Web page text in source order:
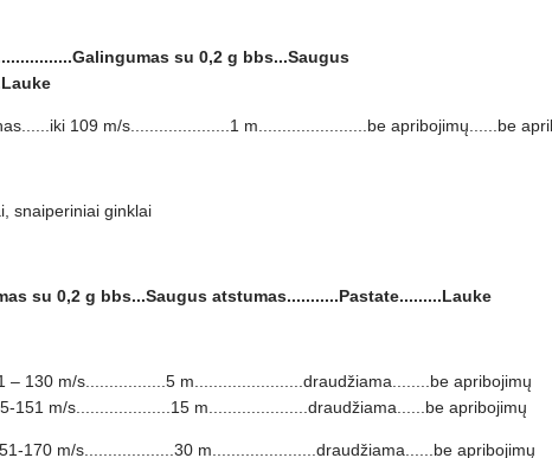
su 0,2 g bbs...Saugus
109 m/s.....................1 m.......................be apribojimų......be
snaiperiniai ginklai
su 0,2 g bbs...Saugus atstumas...........Pastate.........Lauke
– 130 m/s.................5 m.......................draudžiama........be apribojimų
151 m/s....................15 m.....................draudžiama......be apribojimų
170 m/s...................30 m......................draudžiama......be apribojimų